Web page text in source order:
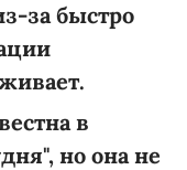
за быстро
в
но она не